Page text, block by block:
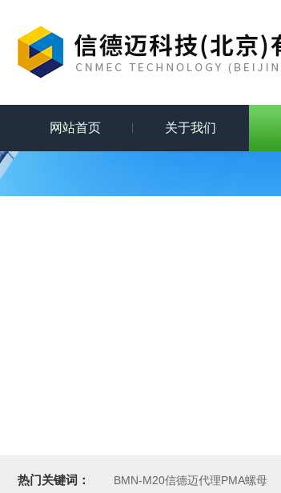
网站首页 关于我们
热门关键词： BMN-M20信德迈代理PMA螺母